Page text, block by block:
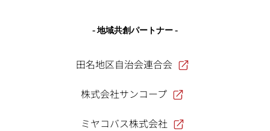
- 地域共創パートナー -
田名地区自治会連合会
株式会社サンコープ
ミヤコバス株式会社